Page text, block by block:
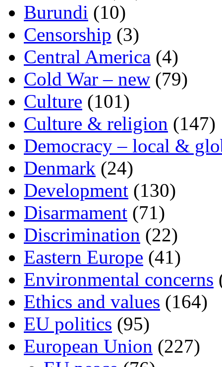
Burundi (10)
Censorship (3)
Central America (4)
Cold War – new (79)
Culture (101)
Culture & religion (147)
Democracy – local &
Denmark (24)
Development (130)
Disarmament (71)
Discrimination (22)
Eastern Europe (41)
Environmental concerns
Ethics and values (164)
EU politics (95)
European Union (227)